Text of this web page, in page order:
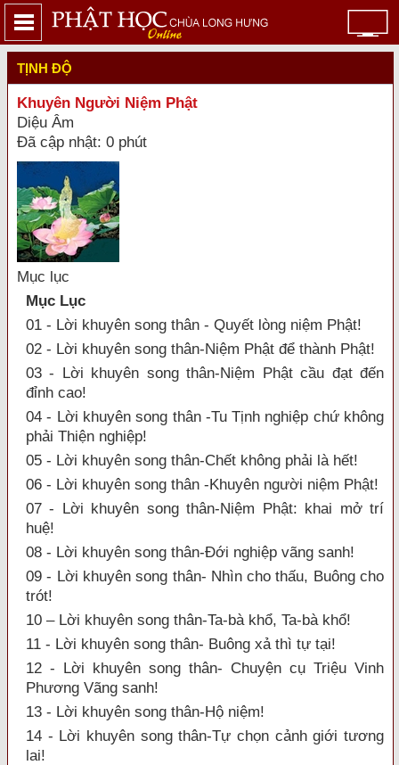
TỊNH ĐỘ
Khuyên Người Niệm Phật
Diệu Âm
Đã cập nhật: 0 phút
Mục lục
Mục Lục
01 - Lời khuyên song thân - Quyết lòng niệm Phật!
02 - Lời khuyên song thân-Niệm Phật để thành Phật!
03 - Lời khuyên song thân-Niệm Phật cầu đạt đến
đỉnh cao!
04 - Lời khuyên song thân -Tu Tịnh nghiệp chứ không
phải Thiện nghiệp!
05 - Lời khuyên song thân-Chết không phải là hết!
06 - Lời khuyên song thân -Khuyên người niệm Phật!
07 - Lời khuyên song thân-Niệm Phật: khai mở trí
huệ!
08 - Lời khuyên song thân-Đới nghiệp vãng sanh!
09 - Lời khuyên song thân- Nhìn cho thấu, Buông cho
trót!
10 – Lời khuyên song thân-Ta-bà khổ, Ta-bà khổ!
11 - Lời khuyên song thân- Buông xả thì tự tại!
12 - Lời khuyên song thân- Chuyện cụ Triệu Vinh
Phương Vãng sanh!
13 - Lời khuyên song thân-Hộ niệm!
14 - Lời khuyên song thân-Tự chọn cảnh giới tương
lai!